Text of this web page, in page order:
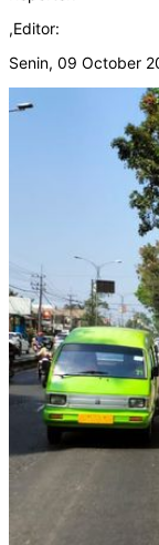
,Editor:
Senin, 09 October